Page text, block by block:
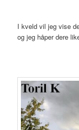
I kveld vil jeg vise
og jeg håper dere